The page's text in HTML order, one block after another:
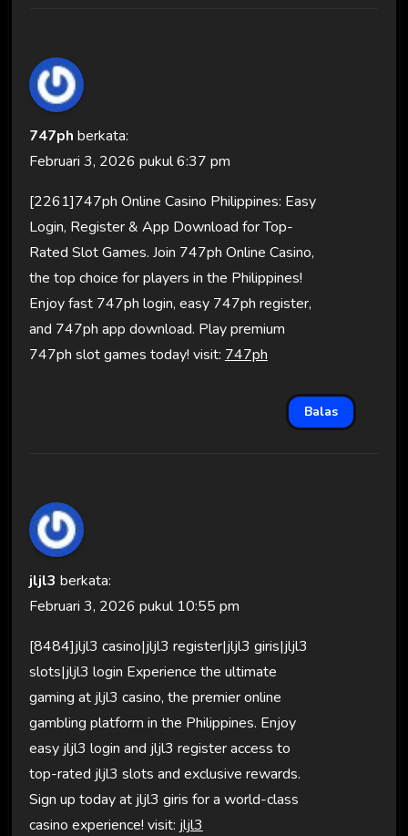
747ph berkata:
Februari 3, 2026 pukul 6:37 pm
[2261]747ph Online Casino Philippines: Easy
Login, Register & App Download for Top-
Rated Slot Games. Join 747ph Online Casino,
the top choice for players in the Philippines!
Enjoy fast 747ph login, easy 747ph register,
and 747ph app download. Play premium
747ph slot games today! visit: 747ph
Balas
jljl3 berkata:
Februari 3, 2026 pukul 10:55 pm
[8484]jljl3 casino|jljl3 register|jljl3 giris|jljl3
slots|jljl3 login Experience the ultimate
gaming at jljl3 casino, the premier online
gambling platform in the Philippines. Enjoy
easy jljl3 login and jljl3 register access to
top-rated jljl3 slots and exclusive rewards.
Sign up today at jljl3 giris for a world-class
casino experience! visit: jljl3